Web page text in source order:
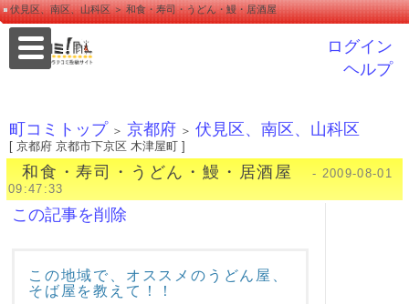
伏見区、南区、山科区 ＞ 和食・寿司・うどん・鰻・居酒屋
ログイン
ヘルプ
町コミトップ ＞ 京都府 ＞ 伏見区、南区、山科区
[ 京都府 京都市下京区 木津屋町 ]
和食・寿司・うどん・鰻・居酒屋
- 2009-08-01
09:47:33
この記事を削除
この地域で、オススメのうどん屋、
そば屋を教えて！！